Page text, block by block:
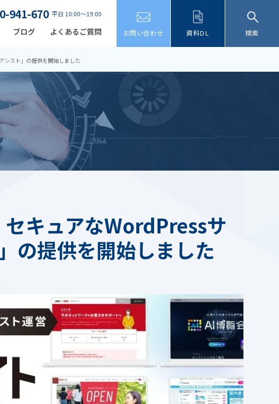
ブログ よくあるご質問
941-670 平日 10:00～19:00
お問い合わせ 資料DL 検索
シスト」の提供を開始しました
キュアなWordPressサ
の提供を開始しました